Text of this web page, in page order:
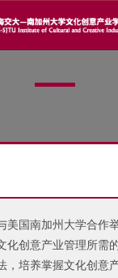
美国南加州大学合作
化创意产业管理所需
，培养掌握文化创意